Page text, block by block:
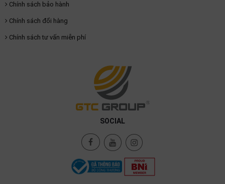
Chính sách bảo hành
Chính sách đổi hàng
Chính sách tư vấn miễn phí
SOCIAL